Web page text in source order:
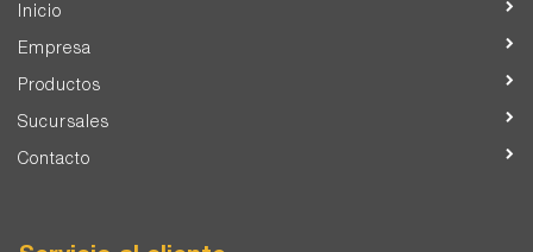
Inicio
Empresa
Productos
Sucursales
Contacto